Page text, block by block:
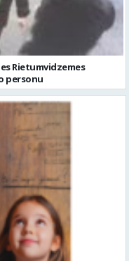
Rietumvidzemes
personu